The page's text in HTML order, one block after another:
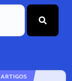
ARTIGOS